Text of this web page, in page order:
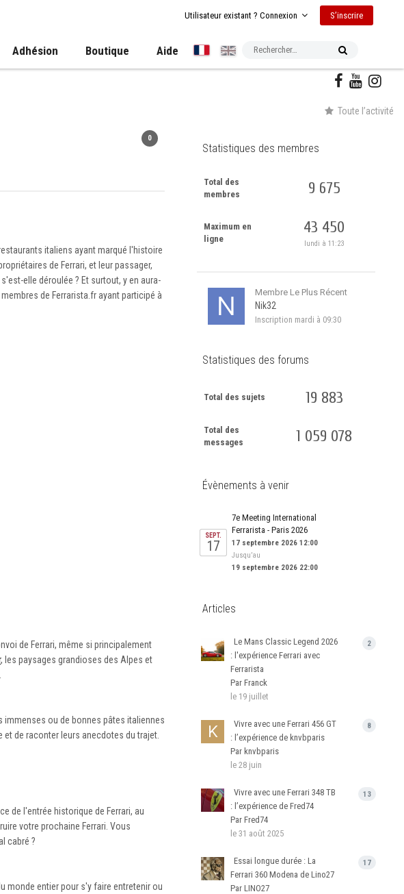
Utilisateur existant ? Connexion S’inscrire
Adhésion Boutique Aide
Toute l’activité
0
italiens ayant marqué l'histoire
de Ferrari, et leur passager,
elle déroulée ? Et surtout, y en aura-
de Ferrarista.fr ayant participé à
de Ferrari, même si principalement
, les paysages grandioses des Alpes et
immenses ou de bonnes pâtes italiennes
de raconter leurs anecdotes du trajet.
de l'entrée historique de Ferrari, au
votre prochaine Ferrari. Vous
cabré ?
monde entier pour s'y faire entretenir ou
Statistiques des membres
Total des
membres
9 675
Maximum en
ligne
43 450
lundi à 11:23
Membre Le Plus Récent
Nik32
Inscription mardi à 09:30
Statistiques des forums
Total des sujets 19 883
Total des
messages
1 059 078
Évènements à venir
SEPT.
17
7e Meeting International
Ferrarista - Paris 2026
17 septembre 2026 12:00
Jusqu’au
19 septembre 2026 22:00
Articles
2
Le Mans Classic Legend 2026
: l'expérience Ferrari avec
Ferrarista
Par Franck
le 19 juillet
8
Vivre avec une Ferrari 456 GT
: l’expérience de knvbparis
Par knvbparis
le 28 juin
13
Vivre avec une Ferrari 348 TB
: l’expérience de Fred74
Par Fred74
le 31 août 2025
17
Essai longue durée : La
Ferrari 360 Modena de Lino27
Par LINO27